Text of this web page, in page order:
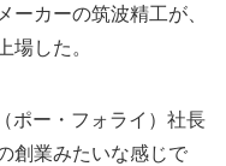
カーの筑波精工が、
した。
ポー・フォライ）社長
創業みたいな感じで